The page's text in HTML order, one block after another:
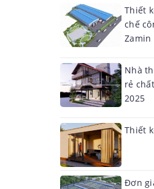
Thiết
chế
Zamin
Nhà
rẻ
2025
Thiết
Đơn